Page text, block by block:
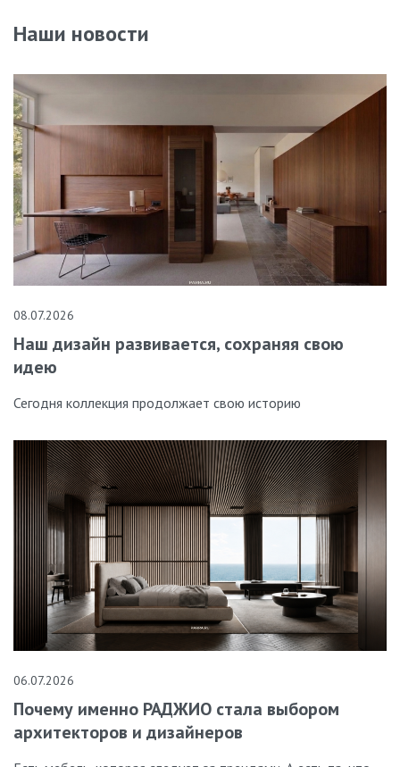
Наши новости
08.07.2026
Наш дизайн развивается, сохраняя свою
идею
Сегодня коллекция продолжает свою историю
06.07.2026
Почему именно РАДЖИО стала выбором
архитекторов и дизайнеров